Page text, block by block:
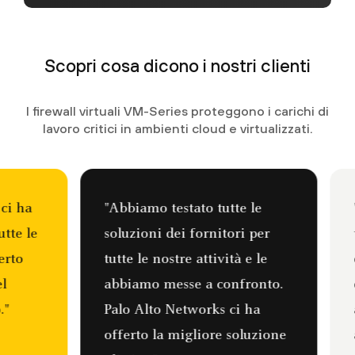
Scopri cosa dicono i nostri clienti
I firewall virtuali VM-Series proteggono i carichi di
lavoro critici in ambienti cloud e virtualizzati.
testato tutte le
dei fornitori per
le nostre attività e le
messe a confronto.
Alto Networks ci ha
la migliore soluzione
"Ora mi sento
tranquillo
dell'agenzia dal
della sicurezza.
all'impegno di
agli ingegneri,